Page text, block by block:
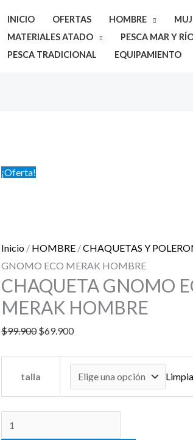
INICIO OFERTAS HOMBRE
MATERIALES ATADO
PESCA MAR Y
PESCA TRADICIONAL
EQUIPAMIENTO
¡Oferta!
Inicio/ HOMBRE/CHAQUETAS Y
GNOMO ECO MERAK HOMBRE
CHAQUETA GNOMO
MERAK HOMBRE
$99.900 $69.900
talla
MERAK